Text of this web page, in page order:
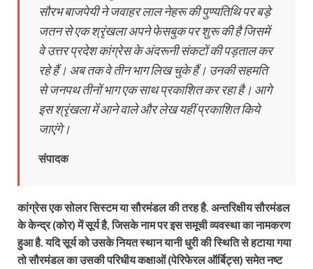
सौरभ बाजपेयी ने जवाहर लाल नेहरू की पुण्यतिथि पर बड़े
जतन से एक श्रृंखला अपने फेसबुक पर शुरू की है जिसमें
वे उत्तर प्रदेश कांग्रेस के अंदरूनी संकटों की पड़ताल कर
रहे हैं। अब तक वे तीन भाग लिख चुके हैं। उनकी सहमति
से जनपथ तीनों भाग एक साथ प्रकाशित कर रहा है। आगे
इस श्रृंखला में आने वाले और लेख यहीं प्रकाशित किये
जाएंगे।
संपादक
कांग्रेस एक सोलर सिस्टम या सौरमंडल की तरह है. अन्तरिक्षीय सौरमंडल
के केन्द्र (कोर) में सूर्य है, जिसके नाम पर इस समूची व्यवस्था का नामकरण
हुआ है. यदि सूर्य को उसके नियत स्थान यानी धुरी की स्थिति से हटाया गया
तो सौरमंडल का उसकी परिधीय कक्षाओं (पेरिफेरल ऑर्बिट्स) समेत नष्ट